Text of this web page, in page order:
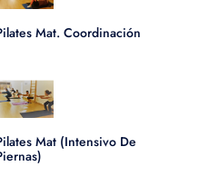
Mat. Coordinación
Mat (Intensivo De